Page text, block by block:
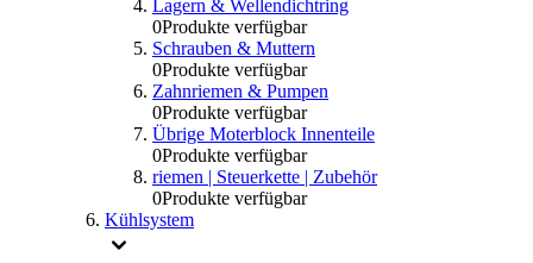
Lagern & Wellendichtring
0Produkte verfügbar
Schrauben & Muttern
0Produkte verfügbar
Zahnriemen & Pumpen
0Produkte verfügbar
Übrige Moterblock Innenteile
0Produkte verfügbar
riemen | Steuerkette | Zubehör
0Produkte verfügbar
Kühlsystem